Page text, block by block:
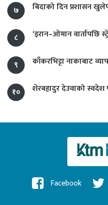
७ बिदाको दिन प्रशासन
८ ‘इरान–ओमान वार्तापछि
९ काँकरभिट्टा नाकाबाट
१० शेरबहादुर देउवाको स्वदेश
Facebook